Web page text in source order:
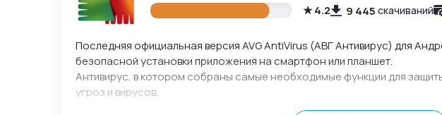
4.2
9 445 скачиваний
Последняя официальная версия AVG AntiVirus (АВГ Антивирус) для
безопасной установки приложения на смартфон или планшет.
Антивирус, в котором собраны самые необходимые функции для
угроз и вирусов.